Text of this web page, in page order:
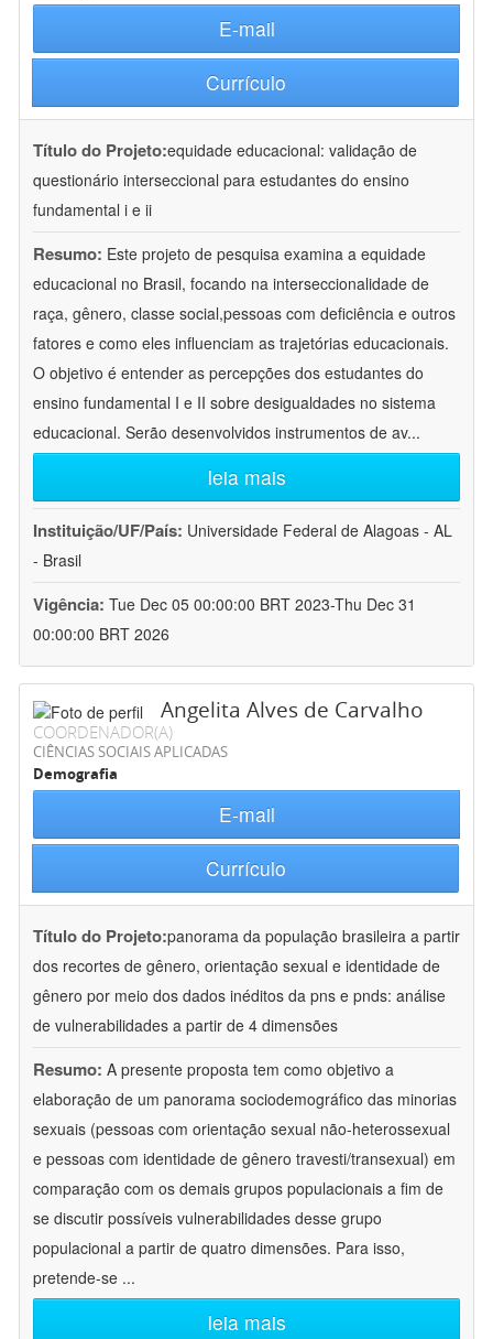
E-mail
Currículo
Título do Projeto:equidade educacional: validação de
questionário interseccional para estudantes do ensino
fundamental i e ii
Resumo: Este projeto de pesquisa examina a equidade
educacional no Brasil, focando na interseccionalidade de
raça, gênero, classe social,pessoas com deficiência e outros
fatores e como eles influenciam as trajetórias educacionais.
O objetivo é entender as percepções dos estudantes do
ensino fundamental I e II sobre desigualdades no sistema
educacional. Serão desenvolvidos instrumentos de av...
leia mais
Instituição/UF/País: Universidade Federal de Alagoas - AL
- Brasil
Vigência: Tue Dec 05 00:00:00 BRT 2023-Thu Dec 31
00:00:00 BRT 2026
Angelita Alves de Carvalho
COORDENADOR(A)
CIÊNCIAS SOCIAIS APLICADAS
Demografia
E-mail
Currículo
Título do Projeto:panorama da população brasileira a partir
dos recortes de gênero, orientação sexual e identidade de
gênero por meio dos dados inéditos da pns e pnds: análise
de vulnerabilidades a partir de 4 dimensões
Resumo: A presente proposta tem como objetivo a
elaboração de um panorama sociodemográfico das minorias
sexuais (pessoas com orientação sexual não-heterossexual
e pessoas com identidade de gênero travesti/transexual) em
comparação com os demais grupos populacionais a fim de
se discutir possíveis vulnerabilidades desse grupo
populacional a partir de quatro dimensões. Para isso,
pretende-se ...
leia mais